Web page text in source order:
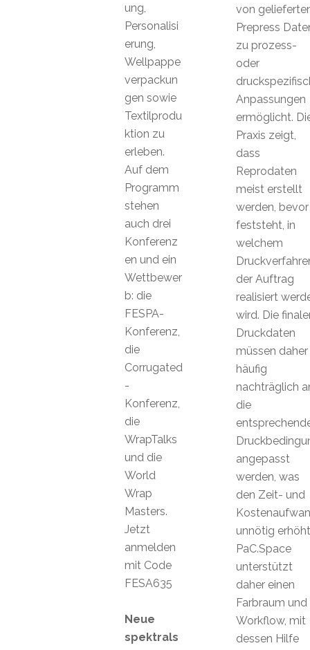
von
Prepress
zu prozess-
oder
Anpassungen
ermöglicht.
Praxis zeigt,
dass
Reprodaten
meist erstellt
werden, bevor
feststeht, in
welchem
der Auftrag
realisiert
wird. Die
Druckdaten
müssen daher
häufig
nachträglich
die
angepasst
werden, was
den Zeit- und
unnötig
PaC.Space
unterstützt
daher einen
Farbraum und
Workflow, mit
dessen Hilfe
ung,
Personalisi
erung,
Wellpappe
verpackun
gen sowie
Textilprodu
ktion zu
erleben.
Auf dem
Programm
stehen
auch drei
Konferenz
en und ein
Wettbewer
b: die
FESPA-
Konferenz,
die
Corrugated
-
Konferenz,
die
WrapTalks
und die
World
Wrap
Masters.
Jetzt
anmelden
mit Code
FESA635
Neue
spektrals